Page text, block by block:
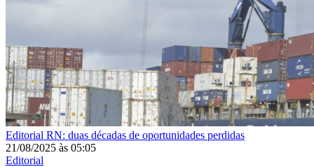
Editorial RN: duas décadas de oportunidades perdidas
21/08/2025 às 05:05
Editorial